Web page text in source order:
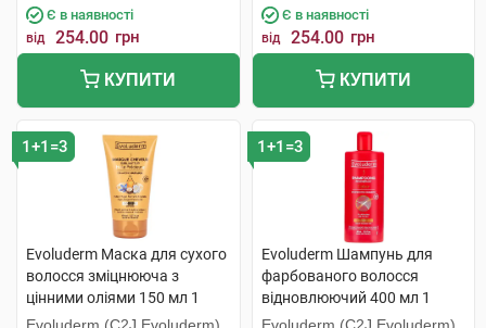
Є в наявності
від 254.00 грн
КУПИТИ
Є в наявності
від 254.00 грн
КУПИТИ
1+1=3
Evoluderm Маска для сухого
волосся зміцнююча з
цінними оліями 150 мл 1
туба
1+1=3
Evoluderm Шампунь для
фарбованого волосся
відновлюючий 400 мл 1
флакон